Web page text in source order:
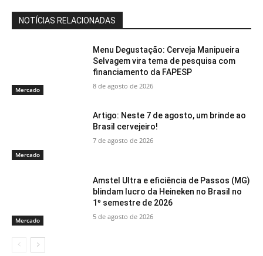
NOTÍCIAS RELACIONADAS
Mercado
Menu Degustação: Cerveja Manipueira
Selvagem vira tema de pesquisa com
financiamento da FAPESP
8 de agosto de 2026
Mercado
Artigo: Neste 7 de agosto, um brinde ao
Brasil cervejeiro!
7 de agosto de 2026
Mercado
Amstel Ultra e eficiência de Passos (MG)
blindam lucro da Heineken no Brasil no
1º semestre de 2026
5 de agosto de 2026